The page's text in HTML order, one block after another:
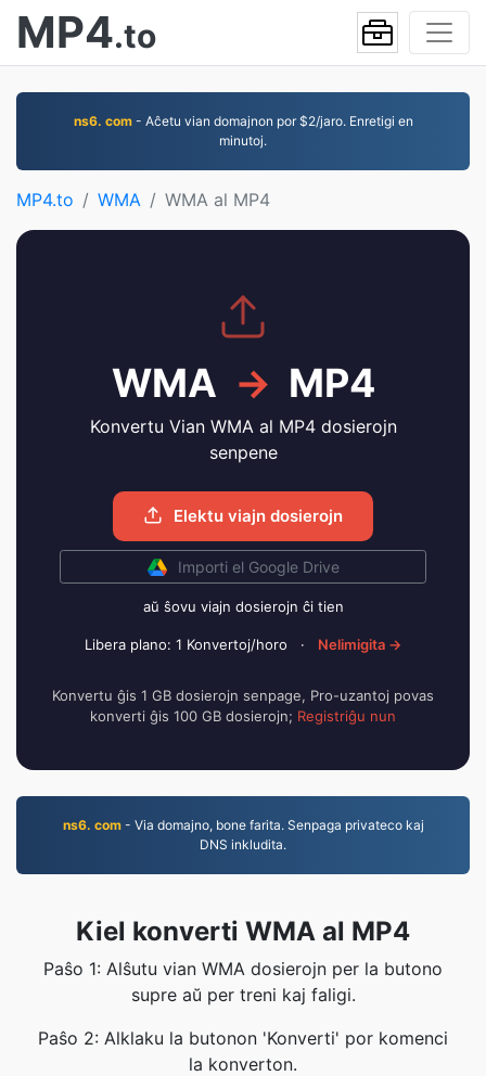
MP4.to
ns6. com- Aĉetu vian domajnon por $2/jaro. Enretigi en
minutoj.
MP4.to WMA WMA al MP4
WMA → MP4
Konvertu Vian WMA al MP4 dosierojn
senpene
Elektu viajn dosierojn
Importi el Google Drive
aŭ ŝovu viajn dosierojn ĉi tien
Libera plano: 1 Konvertoj/horo · Nelimigita →
Konvertu ĝis 1 GB dosierojn senpage, Pro-uzantoj povas
konverti ĝis 100 GB dosierojn; Registriĝu nun
ns6. com- Via domajno, bone farita. Senpaga privateco kaj
DNS inkludita.
Kiel konverti WMA al MP4
Paŝo 1: Alŝutu vian WMA dosierojn per la butono
supre aŭ per treni kaj faligi.
Paŝo 2: Alklaku la butonon 'Konverti' por komenci
la konverton.